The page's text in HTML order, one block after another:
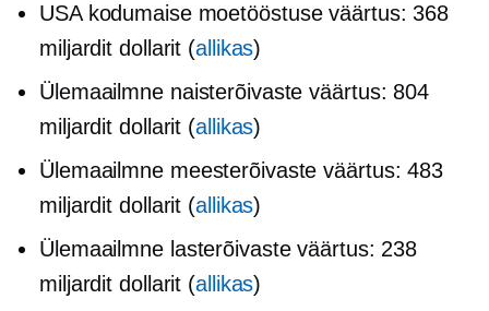
USA kodumaise moetööstuse väärtus: 368
miljardit dollarit (allikas)
Ülemaailmne naisterõivaste väärtus: 804
miljardit dollarit (allikas)
Ülemaailmne meesterõivaste väärtus: 483
miljardit dollarit (allikas)
Ülemaailmne lasterõivaste väärtus: 238
miljardit dollarit (allikas)